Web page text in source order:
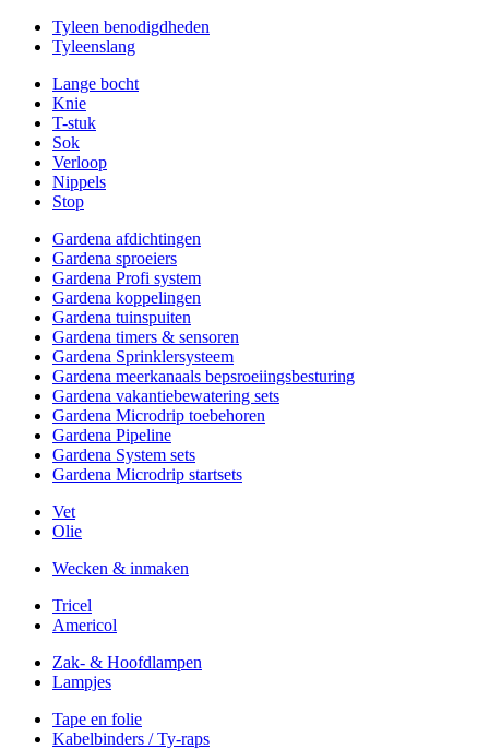
Tyleen benodigdheden
Tyleenslang
Lange bocht
Knie
T-stuk
Sok
Verloop
Nippels
Stop
Gardena afdichtingen
Gardena sproeiers
Gardena Profi system
Gardena koppelingen
Gardena tuinspuiten
Gardena timers & sensoren
Gardena Sprinklersysteem
Gardena meerkanaals bepsroeiingsbesturing
Gardena vakantiebewatering sets
Gardena Microdrip toebehoren
Gardena Pipeline
Gardena System sets
Gardena Microdrip startsets
Vet
Olie
Wecken & inmaken
Tricel
Americol
Zak- & Hoofdlampen
Lampjes
Tape en folie
Kabelbinders / Ty-raps